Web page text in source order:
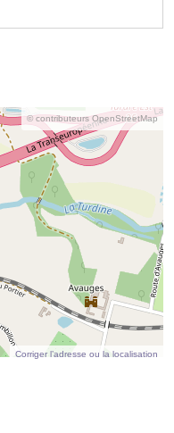
© contributeurs OpenStreetMap
Corriger l’adresse ou la localisation